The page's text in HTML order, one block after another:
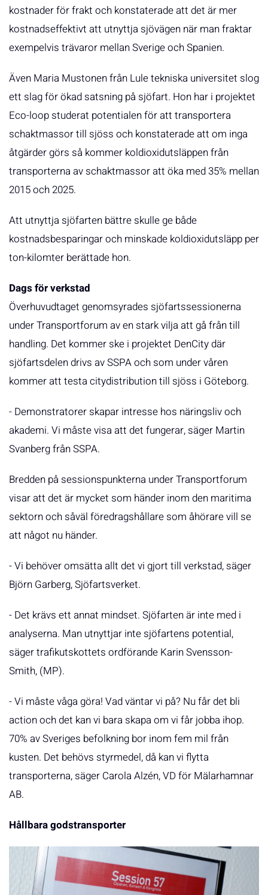
kostnader för frakt och konstaterade att det är mer
kostnadseffektivt att utnyttja sjövägen när man fraktar
exempelvis trävaror mellan Sverige och Spanien.
Även Maria Mustonen från Lule tekniska universitet slog
ett slag för ökad satsning på sjöfart. Hon har i projektet
Eco-loop studerat potentialen för att transportera
schaktmassor till sjöss och konstaterade att om inga
åtgärder görs så kommer koldioxidutsläppen från
transporterna av schaktmassor att öka med 35% mellan
2015 och 2025.
Att utnyttja sjöfarten bättre skulle ge både
kostnadsbesparingar och minskade koldioxidutsläpp per
ton-kilomter berättade hon.
Dags för verkstad
Överhuvudtaget genomsyrades sjöfartssessionerna
under Transportforum av en stark vilja att gå från till
handling. Det kommer ske i projektet DenCity där
sjöfartsdelen drivs av SSPA och som under våren
kommer att testa citydistribution till sjöss i Göteborg.
- Demonstratorer skapar intresse hos näringsliv och
akademi. Vi måste visa att det fungerar, säger Martin
Svanberg från SSPA.
Bredden på sessionspunkterna under Transportforum
visar att det är mycket som händer inom den maritima
sektorn och såväl föredragshållare som åhörare vill se
att något nu händer.
- Vi behöver omsätta allt det vi gjort till verkstad, säger
Björn Garberg, Sjöfartsverket.
- Det krävs ett annat mindset. Sjöfarten är inte med i
analyserna. Man utnyttjar inte sjöfartens potential,
säger trafikutskottets ordförande Karin Svensson-
Smith, (MP).
- Vi måste våga göra! Vad väntar vi på? Nu får det bli
action och det kan vi bara skapa om vi får jobba ihop.
70% av Sveriges befolkning bor inom fem mil från
kusten. Det behövs styrmedel, då kan vi flytta
transporterna, säger Carola Alzén, VD för Mälarhamnar
AB.
Hållbara godstransporter